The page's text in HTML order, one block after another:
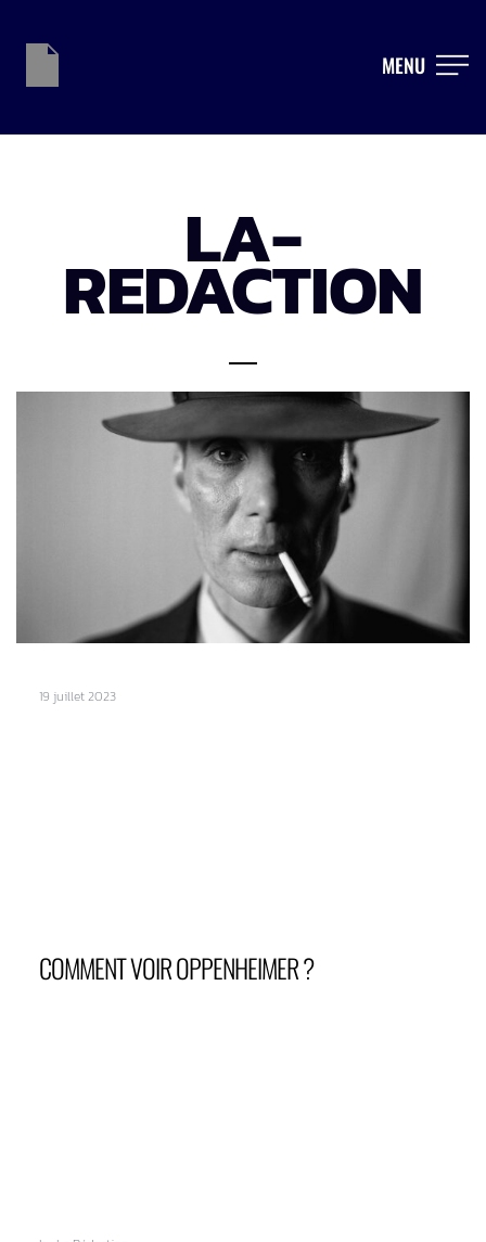
MENU
LA-
REDACTION
19 juillet 2023
COMMENT VOIR OPPENHEIMER ?